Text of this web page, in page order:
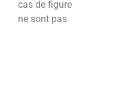
cas de figure
ne sont pas